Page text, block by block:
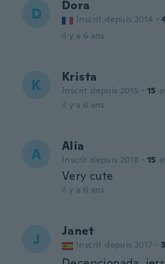
D Dora
Inscrit depuis 2014 ·
il y a 6 ans
K Krista
Inscrit depuis 2015 · 15
il y a 6 ans
A Alia
Inscrit depuis 2018 · 15
Very cute
il y a 6 ans
J Janet
Inscrit depuis 2017 ·